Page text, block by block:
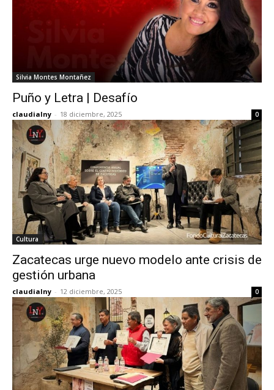
Silvia Montes Montañez
Puño y Letra | Desafío
claudialny - 18 diciembre, 2025 0
Cultura
Zacatecas urge nuevo modelo ante crisis de
gestión urbana
claudialny - 12 diciembre, 2025 0